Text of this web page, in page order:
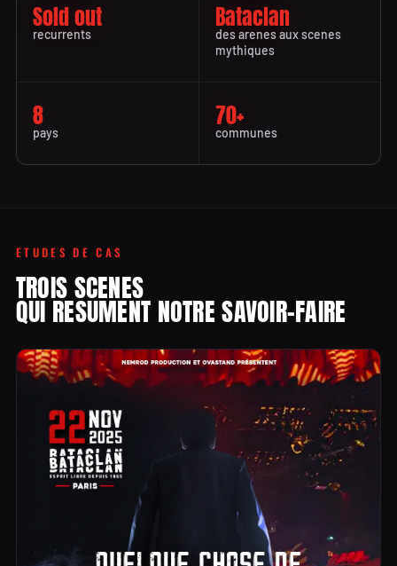
Sold out
recurrents
Bataclan
des arenes aux scenes
mythiques
8
pays
70+
communes
ETUDES DE CAS
TROIS SCENES
QUI RESUMENT NOTRE SAVOIR-FAIRE